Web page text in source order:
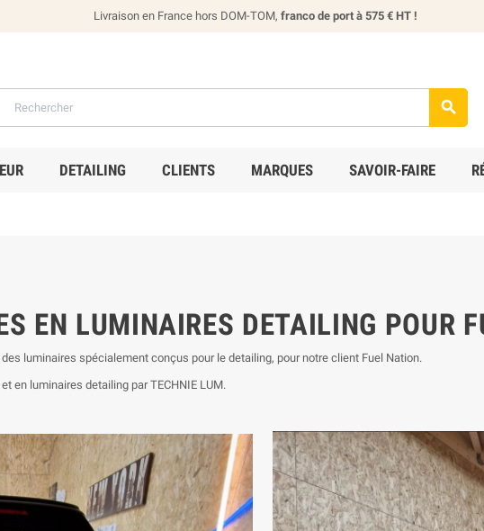
Livraison en France hors DOM-TOM, franco de port à 575 € HT !

DETAILING CLIENTS MARQUES SAVOIR-FAIRE
EN LUMINAIRES DETAILING POUR
luminaires spécialement conçus pour le detailing, pour notre client Fuel Nation.
en luminaires detailing par TECHNIE LUM.